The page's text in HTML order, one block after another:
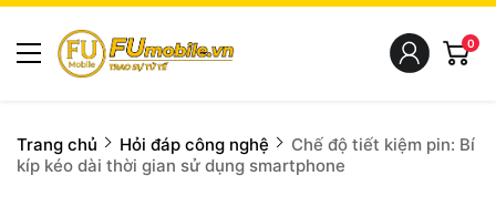
0
Trang chủ Hỏi đáp công nghệ
Chế độ tiết kiệm pin: Bí
kíp kéo dài thời gian sử dụng smartphone